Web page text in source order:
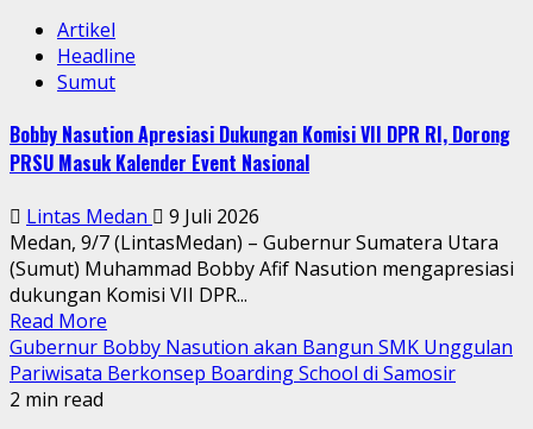
Artikel
Headline
Sumut
Bobby Nasution Apresiasi Dukungan Komisi VII DPR RI, Dorong
PRSU Masuk Kalender Event Nasional
Lintas Medan
9 Juli 2026
Medan, 9/7 (LintasMedan) – Gubernur Sumatera Utara
(Sumut) Muhammad Bobby Afif Nasution mengapresiasi
dukungan Komisi VII DPR...
Read More
Gubernur Bobby Nasution akan Bangun SMK Unggulan
Pariwisata Berkonsep Boarding School di Samosir
2 min read